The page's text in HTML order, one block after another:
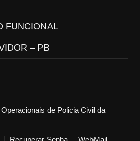
FUNCIONAL
– PB
de Policia Civil da